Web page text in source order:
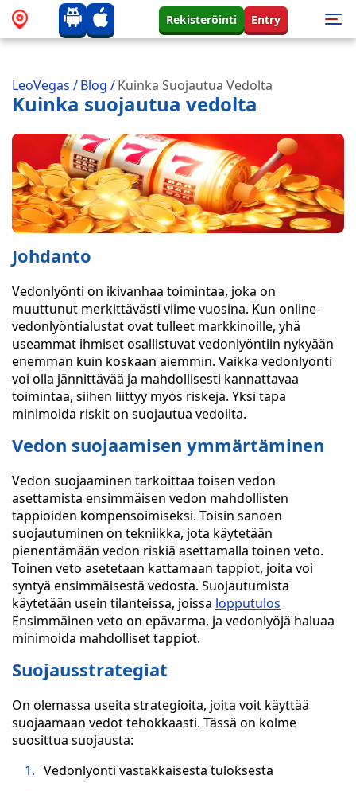
Rekisteröinti Entry
LeoVegas /Blog /Kuinka Suojautua Vedolta
Kuinka suojautua vedolta
Johdanto
Vedonlyönti on ikivanhaa toimintaa, joka on
muuttunut merkittävästi viime vuosina. Kun online-
vedonlyöntialustat ovat tulleet markkinoille, yhä
useammat ihmiset osallistuvat vedonlyöntiin nykyään
enemmän kuin koskaan aiemmin. Vaikka vedonlyönti
voi olla jännittävää ja mahdollisesti kannattavaa
toimintaa, siihen liittyy myös riskejä. Yksi tapa
minimoida riskit on suojautua vedoilta.
Vedon suojaamisen ymmärtäminen
Vedon suojaaminen tarkoittaa toisen vedon
asettamista ensimmäisen vedon mahdollisten
tappioiden kompensoimiseksi. Toisin sanoen
suojautuminen on tekniikka, jota käytetään
pienentämään vedon riskiä asettamalla toinen veto.
Toinen veto asetetaan kattamaan tappiot, joita voi
syntyä ensimmäisestä vedosta. Suojautumista
käytetään usein tilanteissa, joissa lopputulos
Ensimmäinen veto on epävarma, ja vedonlyöjä haluaa
minimoida mahdolliset tappiot.
Suojausstrategiat
On olemassa useita strategioita, joita voit käyttää
suojaamaan vedot tehokkaasti. Tässä on kolme
suosittua suojausta:
Vedonlyönti vastakkaisesta tuloksesta